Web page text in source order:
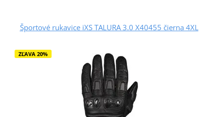
Športové rukavice iXS TALURA 3.0 X40455 čierna 4XL
ZĽAVA 20%